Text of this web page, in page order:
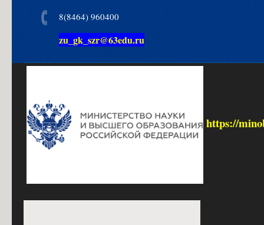
8(8464) 960400
zu_gk_szr@63edu.ru
https://